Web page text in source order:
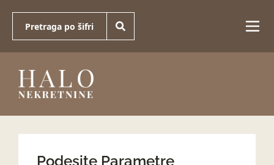
Podesite Parametre